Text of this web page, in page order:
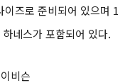
즈로 준비되어 있으며 1
네스가 포함되어 있다.
비슨